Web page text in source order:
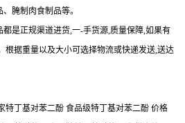
腌制肉食制品等。
都是正规渠道进货,一-手货源,质量保障,如果有
根据重量以及大小可选择物流或快递发送,送达
特丁基对苯二酚 食品级特丁基对苯二酚 价格